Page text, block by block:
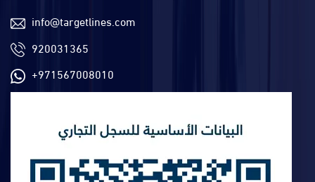
info@targetlines.com
920031365
+971567008010